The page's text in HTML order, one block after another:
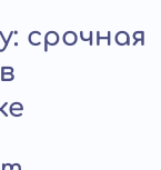
срочная